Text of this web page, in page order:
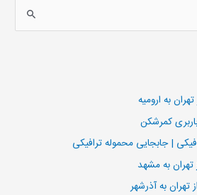
به ارومیه
کمرشکن
| جابجایی محموله ترافیکی
به مشهد
به آذرشهر